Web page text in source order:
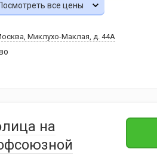
МРТ голеностопного сустава 7 500 ₽
МРТ крестцово-подвздошных сочленений
все цены
Миклухо-Маклая, д. 44А
на